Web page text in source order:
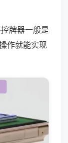
牌器一般是
作就能实现